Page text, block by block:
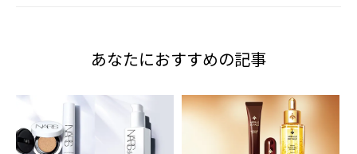
あなたにおすすめの記事